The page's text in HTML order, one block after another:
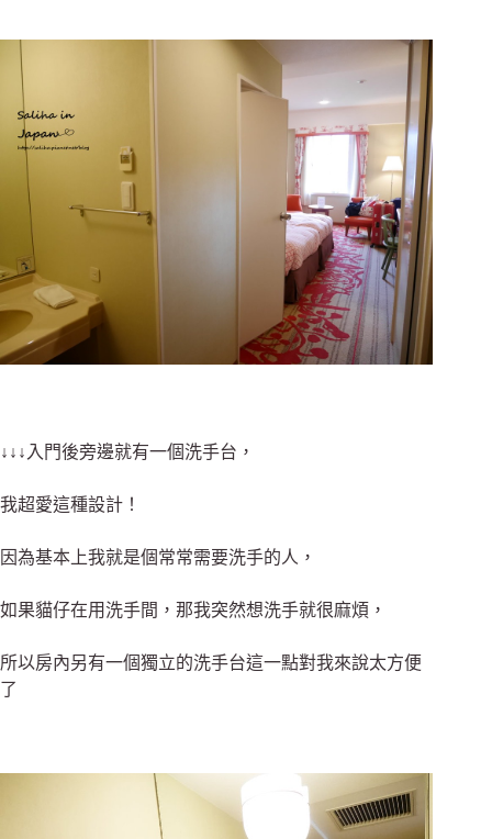
↓↓↓入門後旁邊就有一個洗手台，
我超愛這種設計！
因為基本上我就是個常常需要洗手的人，
如果貓仔在用洗手間，那我突然想洗手就很麻煩，
所以房內另有一個獨立的洗手台這一點對我來說太方便
了